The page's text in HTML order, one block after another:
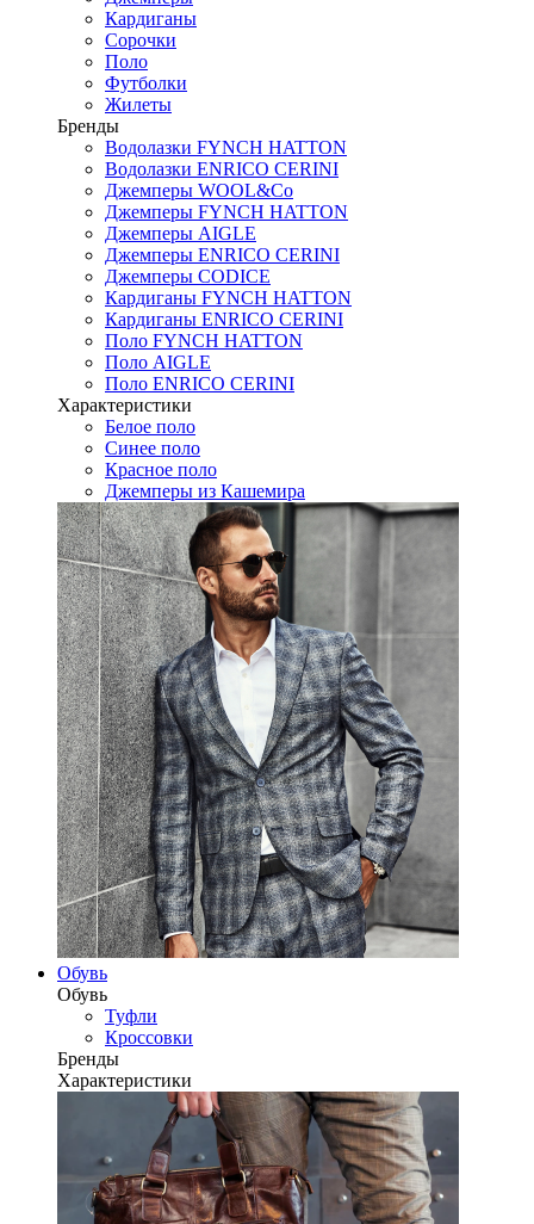
Кардиганы
Сорочки
Поло
Футболки
Жилеты
Бренды
Водолазки FYNCH HATTON
Водолазки ENRICO CERINI
Джемперы WOOL&Co
Джемперы FYNCH HATTON
Джемперы AIGLE
Джемперы ENRICO CERINI
Джемперы CODICE
Кардиганы FYNCH HATTON
Кардиганы ENRICO CERINI
Поло FYNCH HATTON
Поло AIGLE
Поло ENRICO CERINI
Характеристики
Белое поло
Синее поло
Красное поло
Джемперы из Кашемира
Обувь
Обувь
Туфли
Кроссовки
Бренды
Характеристики